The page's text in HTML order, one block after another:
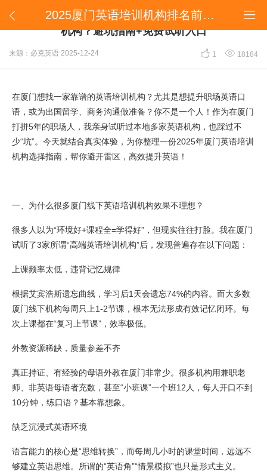
 
2025厦门英语培训机构排名前十推荐｜如何选靠谱机构？避坑指南+免费试听入口
2025厦门英语培训机构排名前十推荐｜如何选靠谱
机构？避坑指南+免费试听入口
来源：必克英语 2025-12-24  1  18184
在厦门想找一家靠谱的英语培训机构？尤其是想提升职场英语口
语，或为出国留学、商务沟通做准备？你不是一个人！作为在厦门
打拼5年的职场人，我亲身试听过本地多家英语机构，也踩过不
少“坑”。今天就结合真实体验，为你整理一份2025年厦门英语培训
机构选择指南，帮你避开雷区，高效提升英语！
一、为什么很多厦门线下英语培训机构效果不理想？
很多人以为“环境好+课程全=学得好”，但现实往往打脸。我在厦门
试听了3家所谓“高端英语培训机构”后，发现普遍存在以下问题：
上课频率太低，违背记忆规律
根据艾宾浩斯遗忘曲线，学习后1天会遗忘74%的内容。而大多数
厦门线下机构每周只上1-2节课，根本无法形成有效记忆闭环。每
次上课都在“复习上节课”，效率极低。
外教资源稀缺，质量参差不齐
真正持证、有经验的母语外教在厦门非常少。很多机构用兼职老
师、非英语母语者充数，甚至“小班课”一个班12人，每人开口不到
10分钟，练口语？基本靠想象。
缺乏沉浸式英语环境
语言能力的核心是“思维转换”，而每周几小时的课堂时间，远远不
够建立英语思维。所谓的“英语角”“情景模拟”也只是形式主义。